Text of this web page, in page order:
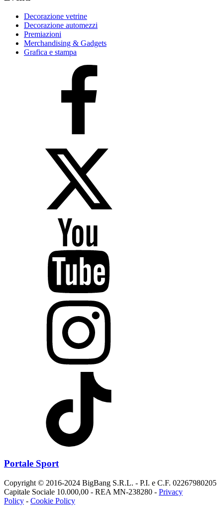
Decorazione vetrine
Decorazione automezzi
Premiazioni
Merchandising & Gadgets
Grafica e stampa
Portale Sport
Copyright © 2016-2024 BigBang S.R.L. - P.I. e C.F. 02267980205
Capitale Sociale 10.000,00 - REA MN-238280 - Privacy
Policy - Cookie Policy